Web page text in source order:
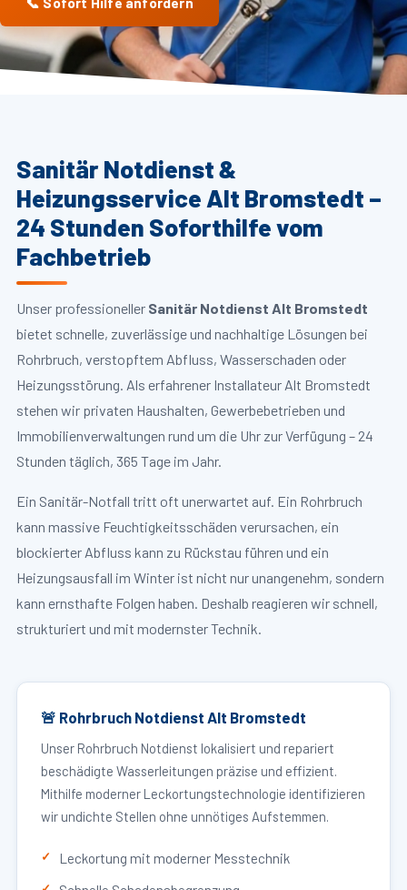
Sanitär Notdienst &
Heizungsservice Alt Bromstedt –
24 Stunden Soforthilfe vom
Fachbetrieb
Unser professioneller Sanitär Notdienst Alt Bromstedt
bietet schnelle, zuverlässige und nachhaltige Lösungen bei
Rohrbruch, verstopftem Abfluss, Wasserschaden oder
Heizungsstörung. Als erfahrener Installateur Alt Bromstedt
stehen wir privaten Haushalten, Gewerbebetrieben und
Immobilienverwaltungen rund um die Uhr zur Verfügung – 24
Stunden täglich, 365 Tage im Jahr.
Ein Sanitär-Notfall tritt oft unerwartet auf. Ein Rohrbruch
kann massive Feuchtigkeitsschäden verursachen, ein
blockierter Abfluss kann zu Rückstau führen und ein
Heizungsausfall im Winter ist nicht nur unangenehm, sondern
kann ernsthafte Folgen haben. Deshalb reagieren wir schnell,
strukturiert und mit modernster Technik.
🚨 Rohrbruch Notdienst Alt Bromstedt
Unser Rohrbruch Notdienst lokalisiert und repariert
beschädigte Wasserleitungen präzise und effizient.
Mithilfe moderner Leckortungstechnologie identifizieren
wir undichte Stellen ohne unnötiges Aufstemmen.
Leckortung mit moderner Messtechnik